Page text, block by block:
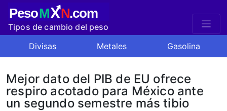
PesoMXN.com
Tipos de cambio del peso
Divisas Metales Gasolina
Mejor dato del PIB de EU ofrece
respiro acotado para México ante
un segundo semestre más tibio